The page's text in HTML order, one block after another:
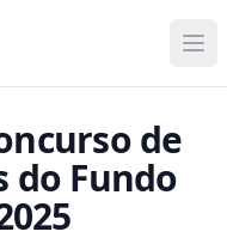
de
do Fundo